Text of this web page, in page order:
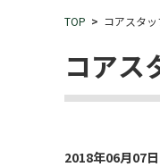
TOP コアスタ
コアス
2018年06月07日